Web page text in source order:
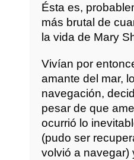
Ésta es,
más brutal de
la vida de Mary
Vivían por
amante del mar,
navegación,
pesar de que
ocurrió lo
(pudo ser
volvió a navegar)